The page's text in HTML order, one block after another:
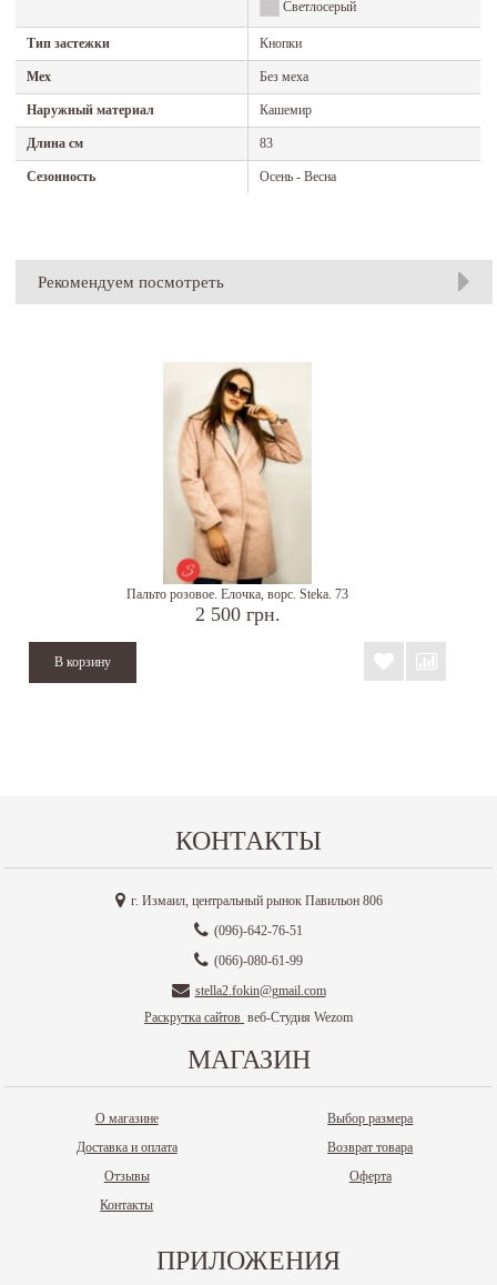
Светлосерый
Тип застежки Кнопки
Мех Без меха
Наружный материал Кашемир
Длина см 83
Сезонность Осень - Весна
Рекомендуем посмотреть
Пальто розовое. Елочка, ворс. Steka. 73
2 500 грн.
КОНТАКТЫ
г. Измаил, центральный рынок Павильон 806
(096)-642-76-51
(066)-080-61-99
stella2.fokin@gmail.com
Раскрутка сайтов веб-Студия Wezom
МАГАЗИН
О магазине
Выбор размера
Доставка и оплата
Возврат товара
Отзывы
Оферта
Контакты
ПРИЛОЖЕНИЯ